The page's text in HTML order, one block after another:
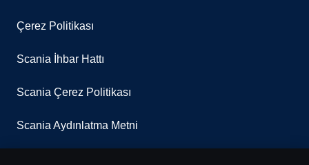
Çerez Politikası
Scania İhbar Hattı
Scania Çerez Politikası
Scania Aydınlatma Metni